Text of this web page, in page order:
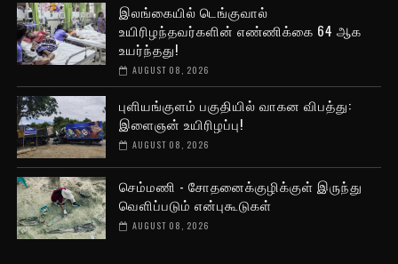
இலங்கையில் டெங்குவால்
உயிரிழந்தவர்களின் எண்ணிக்கை 64 ஆக
உயர்ந்தது!
AUGUST 08, 2026
புளியங்குளம் பகுதியில் வாகன விபத்து:
இளைஞன் உயிரிழப்பு!
AUGUST 08, 2026
செம்மணி - சோதனைக்குழிக்குள் இருந்து
வெளிப்படும் என்புகூடுகள்
AUGUST 08, 2026